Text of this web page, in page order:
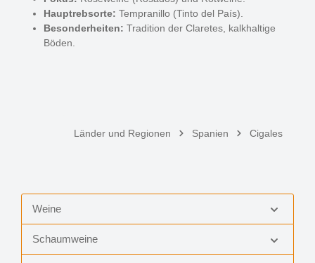
Hauptrebsorte: Tempranillo (Tinto del País).
Besonderheiten: Tradition der Claretes, kalkhaltige
Böden.
Länder und Regionen Spanien Cigales
Weine
Schaumweine